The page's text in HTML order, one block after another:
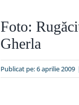
Foto:
Gherla
Publicat pe: 6 aprilie 2009